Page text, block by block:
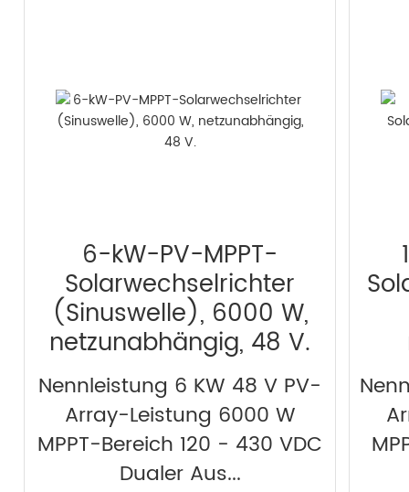
6-kW-PV-MPPT-
Solarwechselrichter
(Sinuswelle), 6000 W,
netzunabhängig, 48 V.
Nennleistung 6 KW 48 V PV-
Array-Leistung 6000 W
MPPT-Bereich 120 - 430 VDC
Dualer Aus...